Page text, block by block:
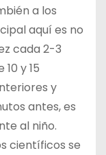
a los
aquí es no
cada 2-3
y 15
y
antes, es
al niño.
científicos se